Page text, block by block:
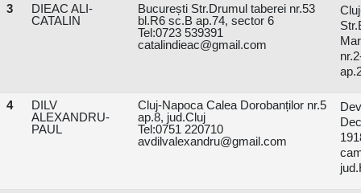
3
DIEAC ALI-
CATALIN
București Str.Drumul taberei nr.53
bl.R6 sc.B ap.74, sector 6
Tel:0723 539391
catalindieac@gmail.com
4
DILV
ALEXANDRU-
PAUL
Cluj-Napoca Calea Dorobanților nr.5
ap.8, jud.Cluj
Tel:0751 220710
avdilvalexandru@gmail.com